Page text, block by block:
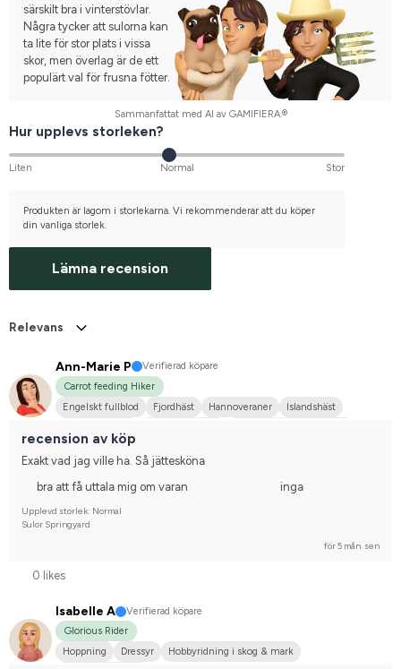
särskilt bra i vinterstövlar.
Några tycker att sulorna kan
ta lite för stor plats i vissa
skor, men överlag är de ett
populärt val för frusna fötter.
Sammanfattat med AI av GAMIFIERA.®
Hur upplevs storleken?
Liten Normal Stor
Produkten är lagom i storlekarna. Vi rekommenderar att du köper
din vanliga storlek.
Lämna recension
Relevans
Ann-Marie P
Verifierad köpare
Carrot feeding Hiker
Engelskt fullblod
Fjordhäst Hannoveraner
Islandshäst
recension av köp
Exakt vad jag ville ha. Så jättesköna
bra att få uttala mig om varan
inga
Upplevd storlek: Normal
Sulor Springyard
för 5 mån. sen
0 likes
Isabelle A
Verifierad köpare
Glorious Rider
Hoppning
Dressyr
Hobbyridning i skog & mark